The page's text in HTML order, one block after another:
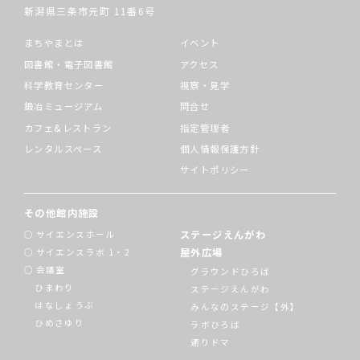
新潟県三条市元町 11番6号
まちやまとは
図書館・電子図書館
科学教育センター
鍛冶ミュージアム
カフェ&レストラン
レンタルスペース
イベント
アクセス
視察・見学
問合せ
指定管理者
個人情報保護方針
サイトポリシー
その他館内施設
サイエンスホール
サイエンスラボ 1・2
会議室
ひまわり
はなしょうぶ
ひめさゆり
ステージえんがわ
屋外広場
グラウンドひろば
ステージえんがわ
みんなのステージ【外】
ラボひろば
通りドマ